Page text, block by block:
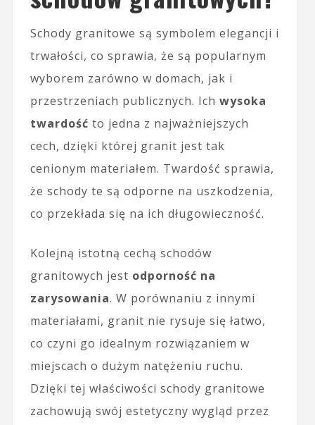
Schody granitowe są symbolem elegancji i
trwałości, co sprawia, że są popularnym
wyborem zarówno w domach, jak i
przestrzeniach publicznych. Ich wysoka
twardość to jedna z najważniejszych
cech, dzięki której granit jest tak
cenionym materiałem. Twardość sprawia,
że schody te są odporne na uszkodzenia,
co przekłada się na ich długowieczność.
Kolejną istotną cechą schodów
granitowych jest odporność na
zarysowania. W porównaniu z innymi
materiałami, granit nie rysuje się łatwo,
co czyni go idealnym rozwiązaniem w
miejscach o dużym natężeniu ruchu.
Dzięki tej właściwości schody granitowe
zachowują swój estetyczny wygląd przez